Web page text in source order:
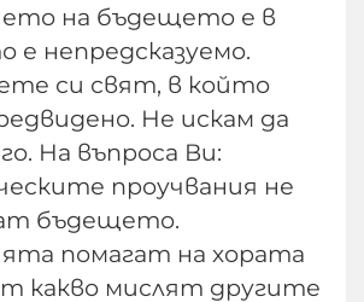
на бъдещето е в
е непредсказуемо.
си свят, в който
Не искам да
На въпроса Ви:
проучвания не
бъдещето.
помагат на хората
какво мислят другите